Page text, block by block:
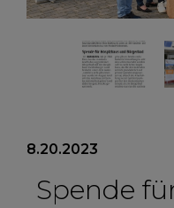
8.20.2023
Spende